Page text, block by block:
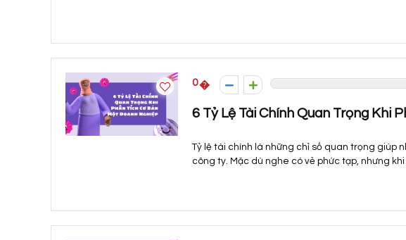
0
6 Tỷ Lệ Tài Chính Quan Trọng Khi
Tỷ lệ tài chính là những chỉ số quan trọng giúp
công ty. Mặc dù nghe có vẻ phức tạp, nhưng